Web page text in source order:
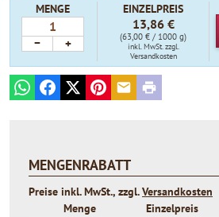
MENGE
− +
EINZELPREIS
13,86 €
(63,00 € / 1000 g)
inkl. MwSt.zzgl.
Versandkosten
WhatsAppFacebook
X PinterestE-mailPrint
MENGENRABATT
Preise inkl. MwSt., zzgl.Versandkosten
Menge
Einzelpreis